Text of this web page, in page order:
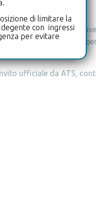
da ATS Insubria
o il sito diATS Insubria
ufficiale da ATS,
di limitare la
con ingressi
per evitare